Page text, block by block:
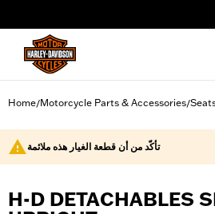
Home/Motorcycle Parts & Accessories/
تأكّد من أن قطعة الغيار هذه ملائمة
H-D DETACHABLES